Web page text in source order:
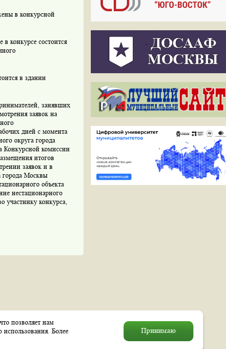
в конкурсной
конкурсе состоится
в здании
занявших
заявок на
дней с момента
округа города
Конкурсной комиссии
итогов
заявок и в
города Москвы
объекта
нестационарного
участнику конкурса,
© 2004–2026 Муниципальное
образование «Выхино–Жулебино»
позволяет нам
Более
Принимаю